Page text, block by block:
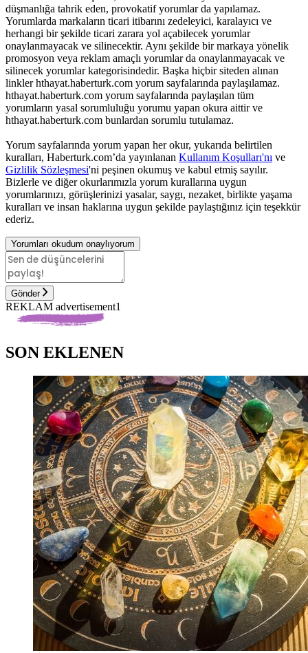
düşmanlığa tahrik eden, provokatif yorumlar da yapılamaz.
Yorumlarda markaların ticari itibarını zedeleyici, karalayıcı ve
herhangi bir şekilde ticari zarara yol açabilecek yorumlar
onaylanmayacak ve silinecektir. Aynı şekilde bir markaya yönelik
promosyon veya reklam amaçlı yorumlar da onaylanmayacak ve
silinecek yorumlar kategorisindedir. Başka hiçbir siteden alınan
linkler hthayat.haberturk.com yorum sayfalarında paylaşılamaz.
hthayat.haberturk.com yorum sayfalarında paylaşılan tüm
yorumların yasal sorumluluğu yorumu yapan okura aittir ve
hthayat.haberturk.com bunlardan sorumlu tutulamaz.
Yorum sayfalarında yorum yapan her okur, yukarıda belirtilen
kuralları, Haberturk.com’da yayınlanan Kullanım Koşulları'nı ve
Gizlilik Sözleşmesi'ni peşinen okumuş ve kabul etmiş sayılır.
Bizlerle ve diğer okurlarımızla yorum kurallarına uygun
yorumlarınızı, görüşlerinizi yasalar, saygı, nezaket, birlikte yaşama
kuralları ve insan haklarına uygun şekilde paylaştığınız için teşekkür
ederiz.
Yorumları okudum onaylıyorum
Gönder
REKLAM advertisement1
SON EKLENEN